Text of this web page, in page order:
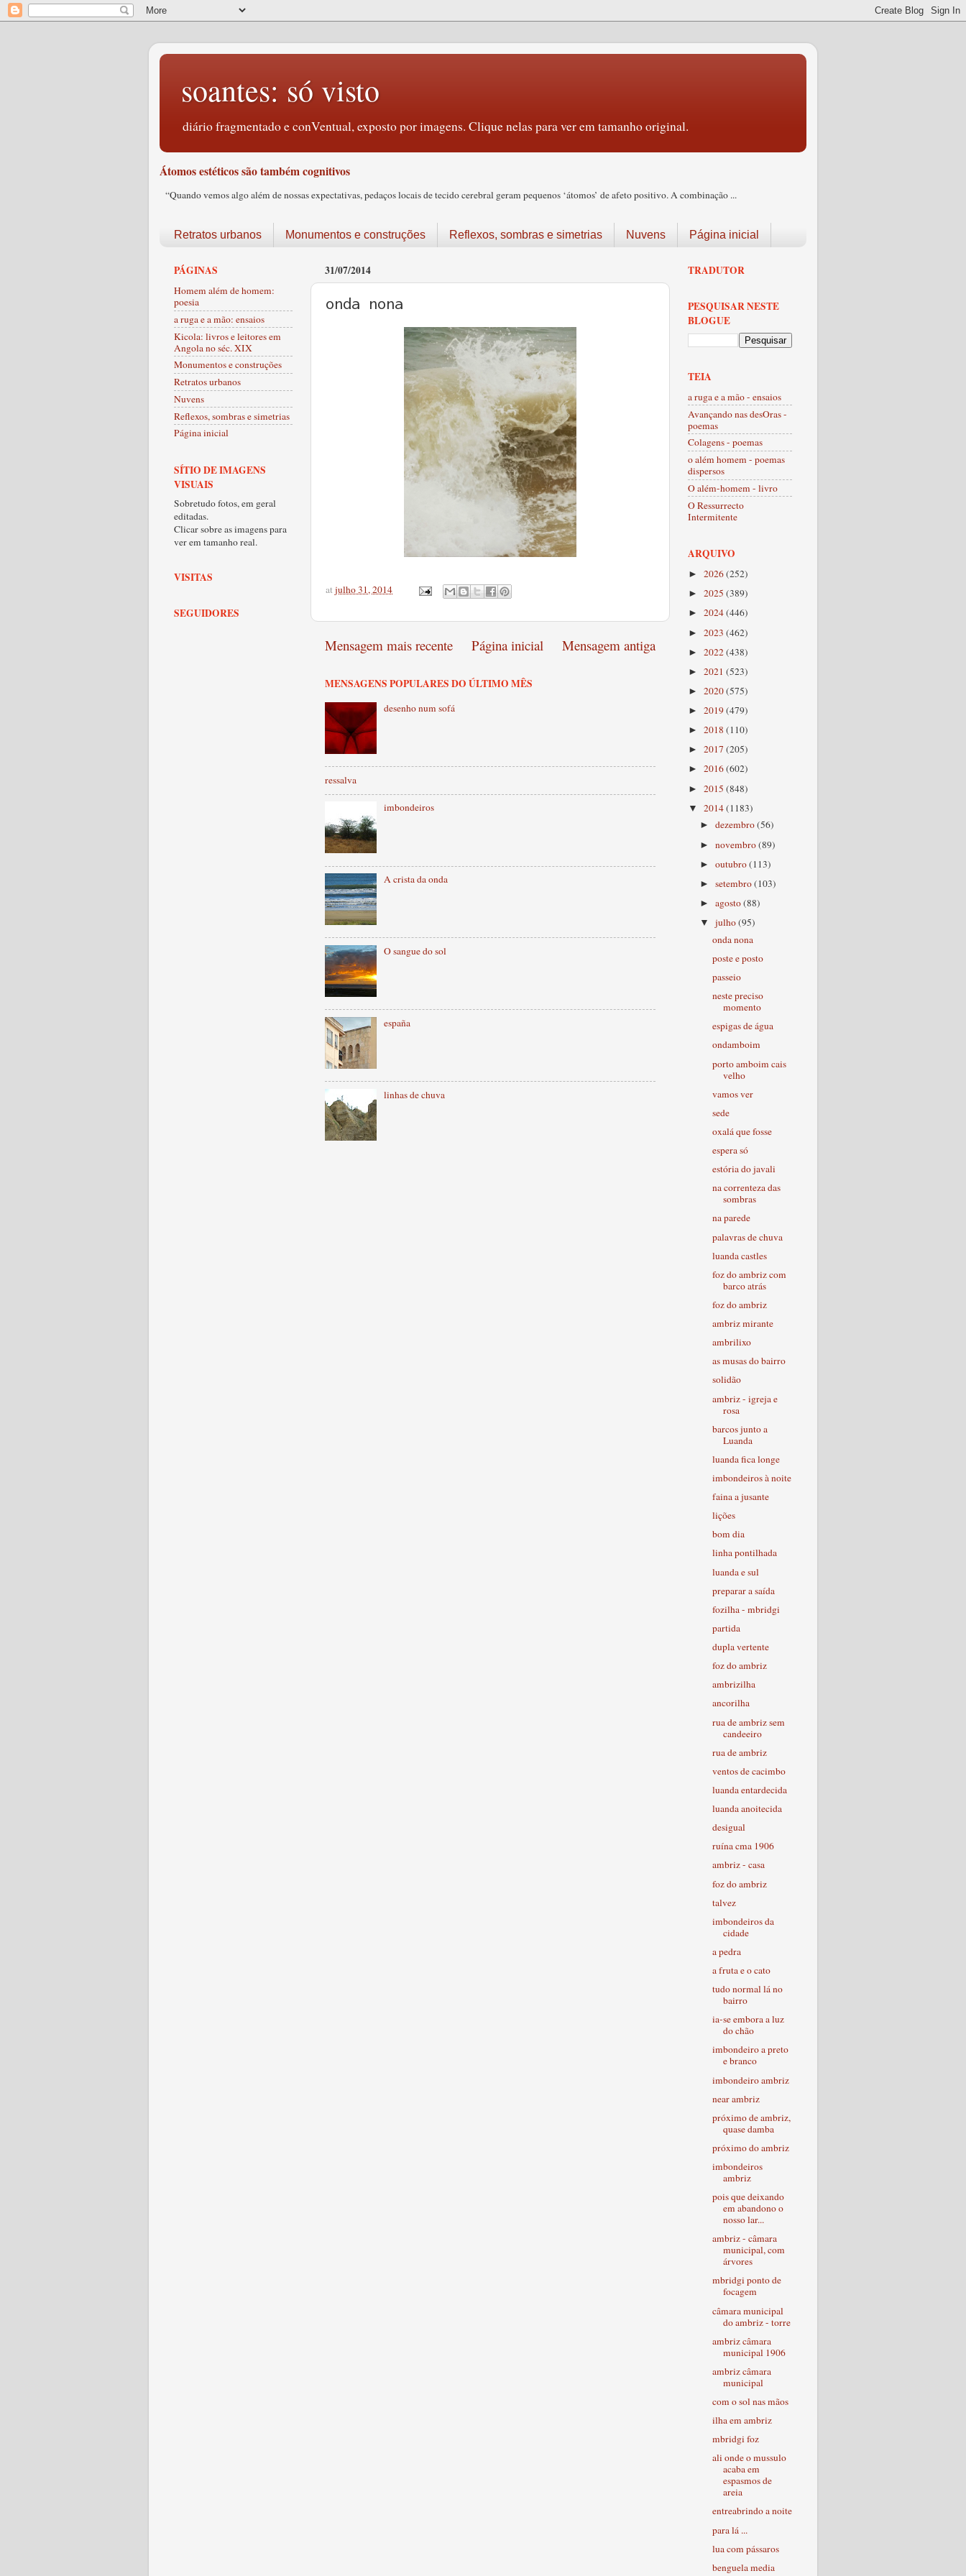
soantes: só visto
diário fragmentado e conVentual, exposto por imagens. Clique nelas para ver em tamanho original.
Átomos estéticos são também cognitivos
“Quando vemos algo além de nossas expectativas, pedaços locais de tecido cerebral geram pequenos ‘átomos’ de afeto positivo. A combinação ...
Retratos urbanos Monumentos e construções Reflexos, sombras e simetrias Nuvens Página inicial
31/07/2014
onda nona
atjulho 31, 2014
Mensagem mais recente Mensagem antiga
Página inicial
MENSAGENS POPULARES DO ÚLTIMO MÊS
desenho num sofá
ressalva
imbondeiros
A crista da onda
O sangue do sol
españa
linhas de chuva
PÁGINAS
Homem além de homem:
poesia
a ruga e a mão: ensaios
Kicola: livros e leitores em
Angola no séc. XIX
Monumentos e construções
Retratos urbanos
Nuvens
Reflexos, sombras e simetrias
Página inicial
SÍTIO DE IMAGENS
VISUAIS
Sobretudo fotos, em geral
editadas.
Clicar sobre as imagens para
ver em tamanho real.
VISITAS
SEGUIDORES
TRADUTOR
PESQUISAR NESTE
BLOGUE
TEIA
a ruga e a mão - ensaios
Avançando nas desOras -
poemas
Colagens - poemas
o além homem - poemas
dispersos
O além-homem - livro
O Ressurrecto
Intermitente
ARQUIVO
► 2026(252)
► 2025 (389)
► 2024(446)
► 2023 (462)
► 2022(438)
► 2021 (523)
► 2020(575)
► 2019(479)
► 2018 (110)
► 2017 (205)
► 2016(602)
► 2015 (848)
▼ 2014(1183)
►dezembro(56)
►novembro(89)
►outubro(113)
►setembro(103)
►agosto(88)
▼julho(95)
onda nona
poste e posto
passeio
neste preciso
momento
espigas de água
ondamboim
porto amboim cais
velho
vamos ver
sede
oxalá que fosse
espera só
estória do javali
na correnteza das
sombras
na parede
palavras de chuva
luanda castles
foz do ambriz com
barco atrás
foz do ambriz
ambriz mirante
ambrilixo
as musas do bairro
solidão
ambriz - igreja e
rosa
barcos junto a
Luanda
luanda fica longe
imbondeiros à noite
faina a jusante
lições
bom dia
linha pontilhada
luanda e sul
preparar a saída
fozilha - mbridgi
partida
dupla vertente
foz do ambriz
ambrizilha
ancorilha
rua de ambriz sem
candeeiro
rua de ambriz
ventos de cacimbo
luanda entardecida
luanda anoitecida
desigual
ruína cma 1906
ambriz - casa
foz do ambriz
talvez
imbondeiros da
cidade
a pedra
a fruta e o cato
tudo normal lá no
bairro
ia-se embora a luz
do chão
imbondeiro a preto
e branco
imbondeiro ambriz
near ambriz
próximo de ambriz,
quase damba
próximo do ambriz
imbondeiros
ambriz
pois que deixando
em abandono o
nosso lar...
ambriz - câmara
municipal, com
árvores
mbridgi ponto de
focagem
câmara municipal
do ambriz - torre
ambriz câmara
municipal 1906
ambriz câmara
municipal
com o sol nas mãos
ilha em ambriz
mbridgi foz
ali onde o mussulo
acaba em
espasmos de
areia
entreabrindo a noite
para lá ...
lua com pássaros
benguela media